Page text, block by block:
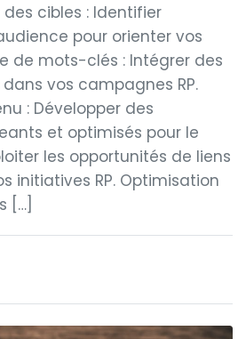
des cibles : Identifier
pour orienter vos
de mots-clés : Intégrer des
vos campagnes RP.
: Développer des
et optimisés pour le
les opportunités de liens
initiatives RP. Optimisation
[…]